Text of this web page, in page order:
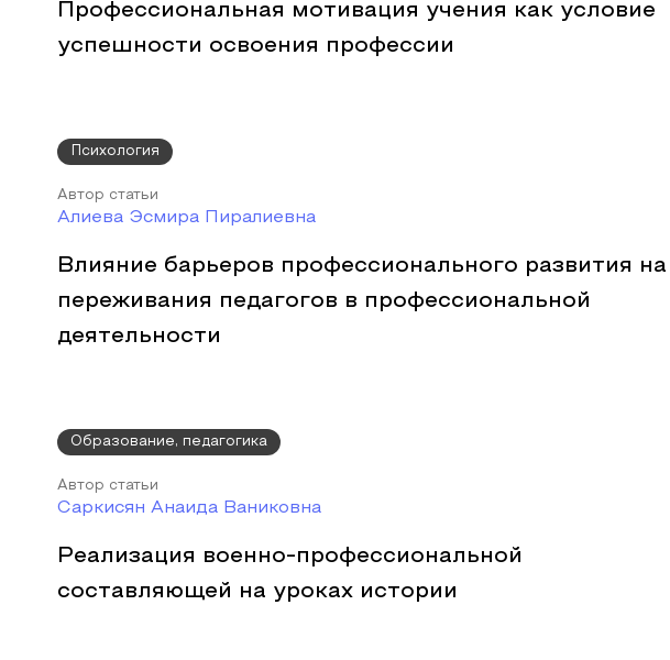
Профессиональная мотивация учения как условие
успешности освоения профессии
Психология
Автор статьи
Алиева Эсмира Пиралиевна
Влияние барьеров профессионального развития на
переживания педагогов в профессиональной
деятельности
Образование, педагогика
Автор статьи
Саркисян Анаида Ваниковна
Реализация военно-профессиональной
составляющей на уроках истории